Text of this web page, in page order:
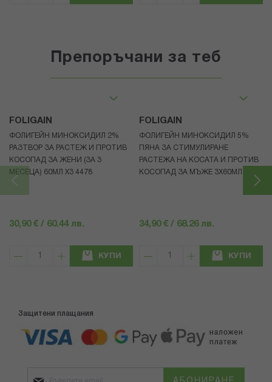
Препоръчани за теб
FOLIGAIN
ФОЛИГЕЙН МИНОКСИДИЛ 2%
РАЗТВОР ЗА РАСТЕЖ И ПРОТИВ
КОСОПАД ЗА ЖЕНИ (ЗА 3
МЕСЕЦА) 60МЛ X3 4478
30,90 € / 60.44 лв.
КУПИ
FOLIGAIN
ФОЛИГЕЙН МИНОКСИДИЛ 5%
ПЯНА ЗА СТИМУЛИРАНЕ
РАСТЕЖА НА КОСАТА И ПРОТИВ
КОСОПАД ЗА МЪЖЕ 3X60МЛ 4472
34,90 € / 68.26 лв.
КУПИ
Защитени плащания